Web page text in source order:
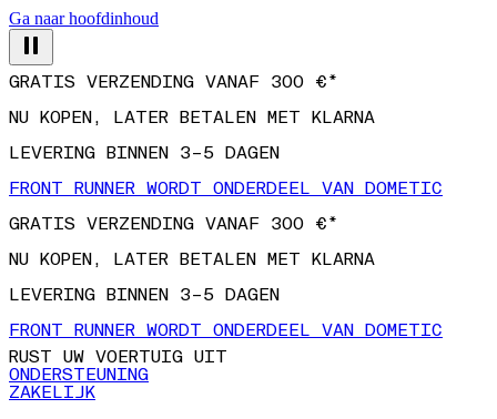
Ga naar hoofdinhoud
GRATIS VERZENDING VANAF 300 €*
NU KOPEN, LATER BETALEN MET KLARNA
LEVERING BINNEN 3–5 DAGEN
FRONT RUNNER WORDT ONDERDEEL VAN DOMETIC
GRATIS VERZENDING VANAF 300 €*
NU KOPEN, LATER BETALEN MET KLARNA
LEVERING BINNEN 3–5 DAGEN
FRONT RUNNER WORDT ONDERDEEL VAN DOMETIC
RUST UW VOERTUIG UIT
ONDERSTEUNING
ZAKELIJK